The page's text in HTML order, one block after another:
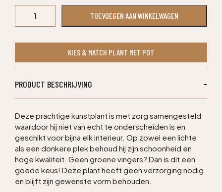
x3
175cm
UV
bestendig
TOEVOEGEN AAN WINKELWAGEN
KIES & MATCH PLANT MET POT
PRODUCT BESCHRIJVING
Deze prachtige kunstplant is met zorg samengesteld
waardoor hij niet van echt te onderscheiden is en
geschikt voor bijna elk interieur. Op zowel een lichte
als een donkere plek behoud hij zijn schoonheid en
hoge kwaliteit. Geen groene vingers? Dan is dit een
goede keus! Deze plant heeft geen verzorging nodig
en blijft zijn gewenste vorm behouden.